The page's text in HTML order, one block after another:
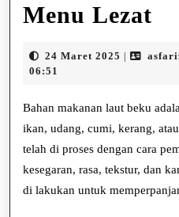
Menu Lezat
24 Maret 2025 24
06:51
Bahan makanan laut beku
ikan, udang, cumi, kerang,
telah di proses dengan cara
kesegaran, rasa, tekstur, dan
di lakukan untuk